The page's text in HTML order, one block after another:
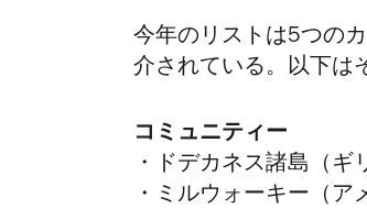
今年のリストは5つの
介されている。以下は
コミュニティー
・ドデカネス諸島（
・ミルウォーキー（ア